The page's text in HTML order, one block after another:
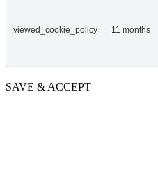
viewed_cookie_policy 11 months
SAVE & ACCEPT